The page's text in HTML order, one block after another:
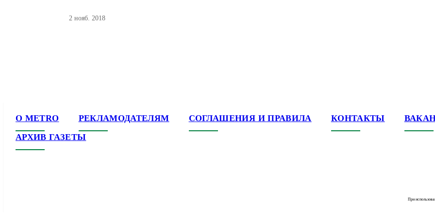
2 нояб. 2018
О METRO РЕКЛАМОДАТЕЛЯМ СОГЛАШЕНИЯ И ПРАВИЛА КОНТАКТЫ
АРХИВ ГАЗЕТЫ
При